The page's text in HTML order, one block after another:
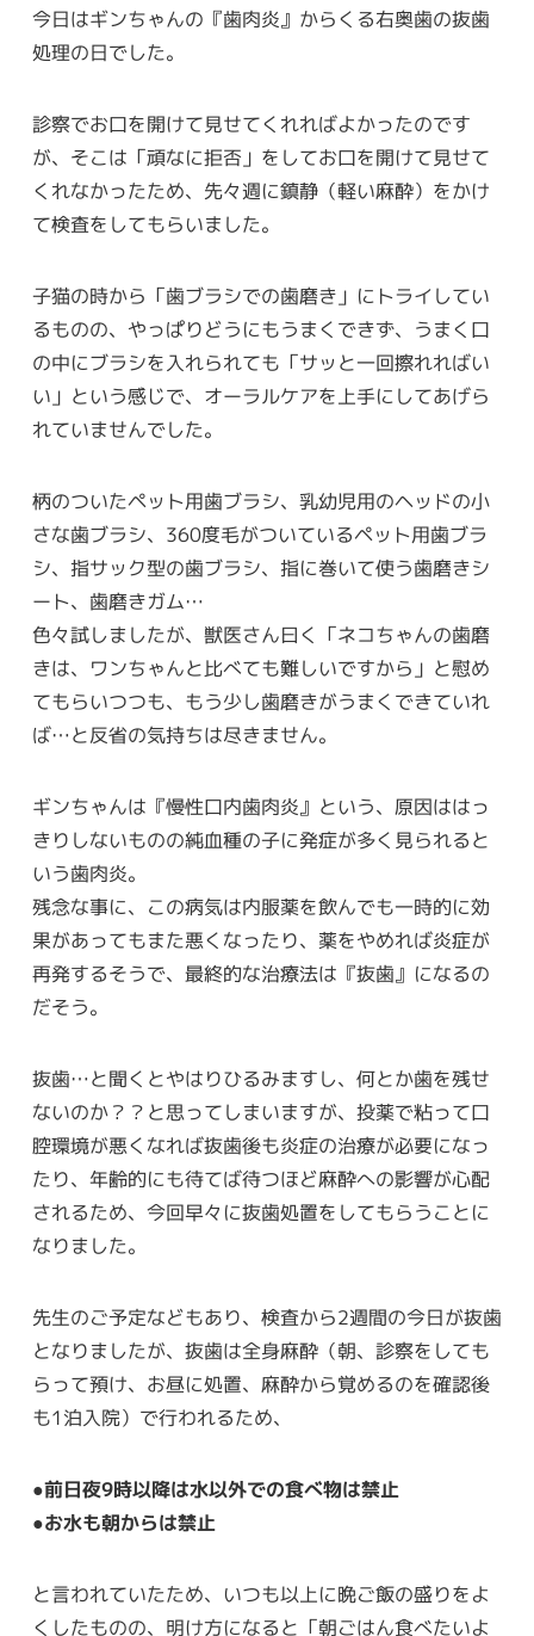
今日はギンちゃんの『歯肉炎』からくる右奥歯の抜歯
処理の日でした。
診察でお口を開けて見せてくれればよかったのです
が、そこは「頑なに拒否」をしてお口を開けて見せて
くれなかったため、先々週に鎮静（軽い麻酔）をかけ
て検査をしてもらいました。
子猫の時から「歯ブラシでの歯磨き」にトライしてい
るものの、やっぱりどうにもうまくできず、うまく口
の中にブラシを入れられても「サッと一回擦れればい
い」という感じで、オーラルケアを上手にしてあげら
れていませんでした。
柄のついたペット用歯ブラシ、乳幼児用のヘッドの小
さな歯ブラシ、360度毛がついているペット用歯ブラ
シ、指サック型の歯ブラシ、指に巻いて使う歯磨きシ
ート、歯磨きガム…
色々試しましたが、獣医さん曰く「ネコちゃんの歯磨
きは、ワンちゃんと比べても難しいですから」と慰め
てもらいつつも、もう少し歯磨きがうまくできていれ
ば…と反省の気持ちは尽きません。
ギンちゃんは『慢性口内歯肉炎』という、原因ははっ
きりしないものの純血種の子に発症が多く見られると
いう歯肉炎。
残念な事に、この病気は内服薬を飲んでも一時的に効
果があってもまた悪くなったり、薬をやめれば炎症が
再発するそうで、最終的な治療法は『抜歯』になるの
だそう。
抜歯…と聞くとやはりひるみますし、何とか歯を残せ
ないのか？？と思ってしまいますが、投薬で粘って口
腔環境が悪くなれば抜歯後も炎症の治療が必要になっ
たり、年齢的にも待てば待つほど麻酔への影響が心配
されるため、今回早々に抜歯処置をしてもらうことに
なりました。
先生のご予定などもあり、検査から2週間の今日が抜歯
となりましたが、抜歯は全身麻酔（朝、診察をしても
らって預け、お昼に処置、麻酔から覚めるのを確認後
も1泊入院）で行われるため、
●前日夜9時以降は水以外での食べ物は禁止
●お水も朝からは禁止
と言われていたため、いつも以上に晩ご飯の盛りをよ
くしたものの、明け方になると「朝ごはん食べたいよ